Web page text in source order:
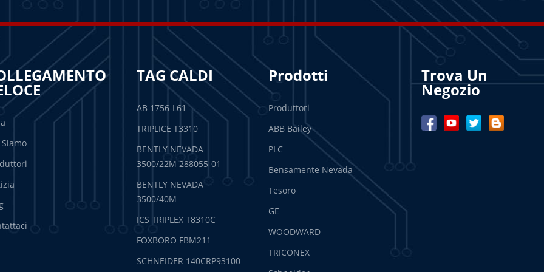
TAG CALDI
AB 1756-L61
TRIPLICE T3310
BENTLY NEVADA
3500/22M 288055-01
BENTLY NEVADA
3500/40M
ICS TRIPLEX T8310C
FOXBORO FBM211
SCHNEIDER 140CRP93100
Prodotti
Produttori
ABB Bailey
PLC
Bensamente Nevada
Tesoro
GE
WOODWARD
TRICONEX
Trova Un
Negozio